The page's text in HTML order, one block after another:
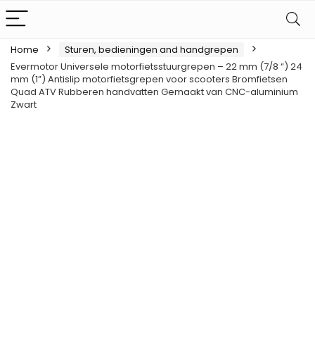
Home
Sturen, bedieningen and handgrepen
Evermotor Universele motorfietsstuurgrepen – 22 mm (7/8 “) 24
mm (1”) Antislip motorfietsgrepen voor scooters Bromfietsen
Quad ATV Rubberen handvatten Gemaakt van CNC-aluminium
Zwart